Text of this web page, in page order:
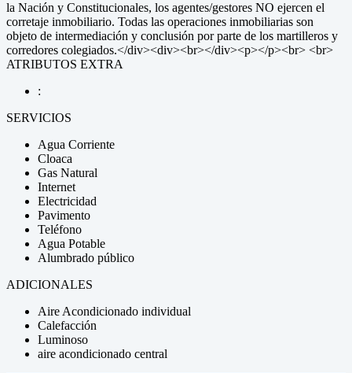
la Nación y Constitucionales, los agentes/gestores NO ejercen el
corretaje inmobiliario. Todas las operaciones inmobiliarias son
objeto de intermediación y conclusión por parte de los martilleros y
corredores colegiados.</div><div><br></div><p></p><br> <br>
ATRIBUTOS EXTRA
:
SERVICIOS
Agua Corriente
Cloaca
Gas Natural
Internet
Electricidad
Pavimento
Teléfono
Agua Potable
Alumbrado público
ADICIONALES
Aire Acondicionado individual
Calefacción
Luminoso
aire acondicionado central